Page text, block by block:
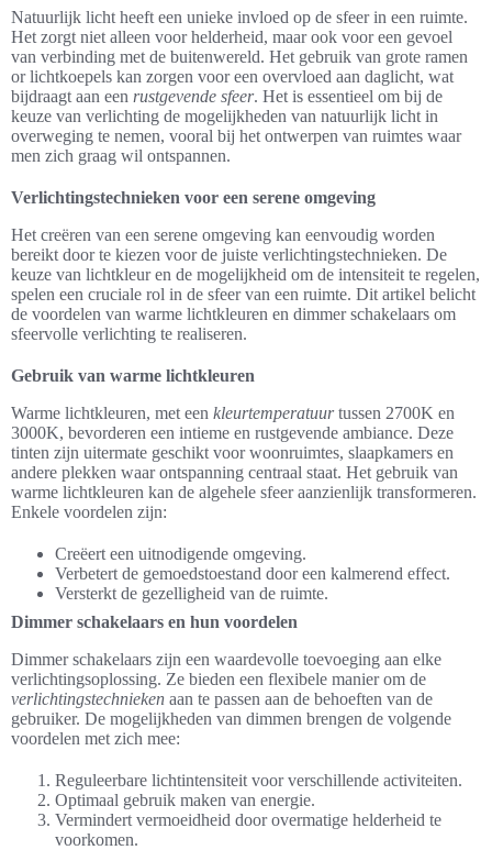
Natuurlijk licht heeft een unieke invloed op de sfeer in een ruimte.
Het zorgt niet alleen voor helderheid, maar ook voor een gevoel
van verbinding met de buitenwereld. Het gebruik van grote ramen
or lichtkoepels kan zorgen voor een overvloed aan daglicht, wat
bijdraagt aan een rustgevende sfeer. Het is essentieel om bij de
keuze van verlichting de mogelijkheden van natuurlijk licht in
overweging te nemen, vooral bij het ontwerpen van ruimtes waar
men zich graag wil ontspannen.
Verlichtingstechnieken voor een serene omgeving
Het creëren van een serene omgeving kan eenvoudig worden
bereikt door te kiezen voor de juiste verlichtingstechnieken. De
keuze van lichtkleur en de mogelijkheid om de intensiteit te regelen,
spelen een cruciale rol in de sfeer van een ruimte. Dit artikel belicht
de voordelen van warme lichtkleuren en dimmer schakelaars om
sfeervolle verlichting te realiseren.
Gebruik van warme lichtkleuren
Warme lichtkleuren, met een kleurtemperatuurtussen 2700K en
3000K, bevorderen een intieme en rustgevende ambiance. Deze
tinten zijn uitermate geschikt voor woonruimtes, slaapkamers en
andere plekken waar ontspanning centraal staat. Het gebruik van
warme lichtkleuren kan de algehele sfeer aanzienlijk transformeren.
Enkele voordelen zijn:
Creëert een uitnodigende omgeving.
Verbetert de gemoedstoestand door een kalmerend effect.
Versterkt de gezelligheid van de ruimte.
Dimmer schakelaars en hun voordelen
Dimmer schakelaars zijn een waardevolle toevoeging aan elke
verlichtingsoplossing. Ze bieden een flexibele manier om de
verlichtingstechnieken aan te passen aan de behoeften van de
gebruiker. De mogelijkheden van dimmen brengen de volgende
voordelen met zich mee:
Reguleerbare lichtintensiteit voor verschillende activiteiten.
Optimaal gebruik maken van energie.
Vermindert vermoeidheid door overmatige helderheid te
voorkomen.